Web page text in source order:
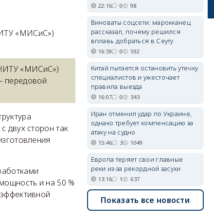
«МИСиС»)
«МИСиС»)
передовой
двух сторон так
и на 50 %
22:16 0 98
Виноваты соцсети: марокканец
рассказал, почему решился
вплавь добраться в Сеуту
16:59 0 592
Китай пытается остановить утечку
специалистов и ужесточает
правила выезда
16:07 0 343
Иран отменил удар по Украине,
однако требует компенсацию за
атаку на судно
15:46 3 1049
Европа теряет свои главные
реки из-за рекордной засухи
13:16 1 637
Показать все новости